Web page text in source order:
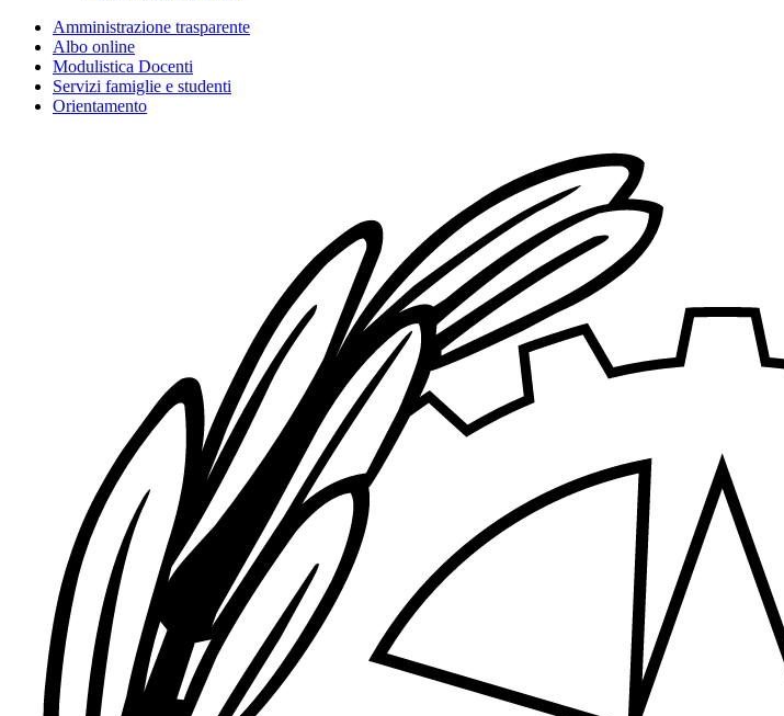
Amministrazione trasparente
Albo online
Modulistica Docenti
Servizi famiglie e studenti
Orientamento